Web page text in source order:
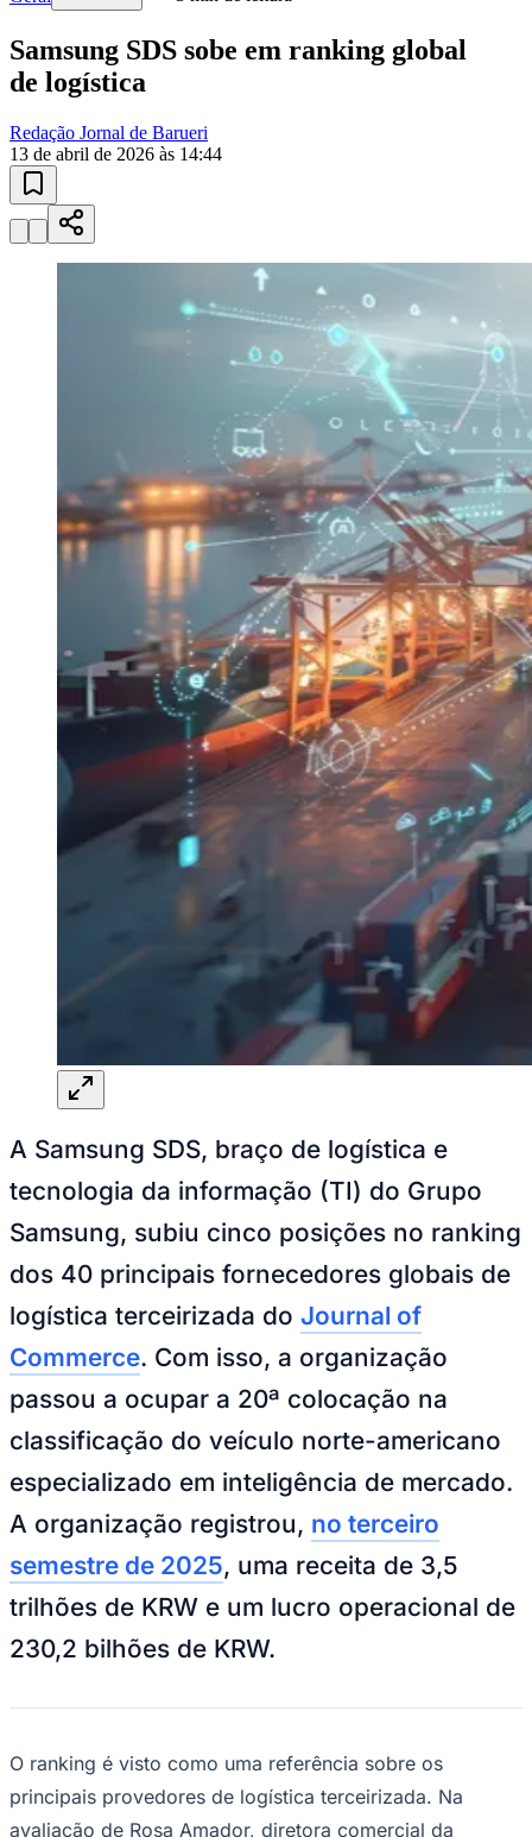
Goiás
Seguir
Samsung SDS sobe em ranking global
de logística
Redação Jornal de Barueri
13 de abril de 2026 às 14:44
A Samsung SDS, braço de logística e
tecnologia da informação (TI) do Grupo
Samsung, subiu cinco posições no ranking
dos 40 principais fornecedores globais de
logística terceirizada do Journal of
Commerce . Com isso, a organização
passou a ocupar a 20ª colocação na
classificação do veículo norte-americano
especializado em inteligência de mercado.
A organização registrou, no terceiro
semestre de 2025, uma receita de 3,5
trilhões de KRW e um lucro operacional de
230,2 bilhões de KRW.
O ranking é visto como uma referência sobre os
principais provedores de logística terceirizada. Na